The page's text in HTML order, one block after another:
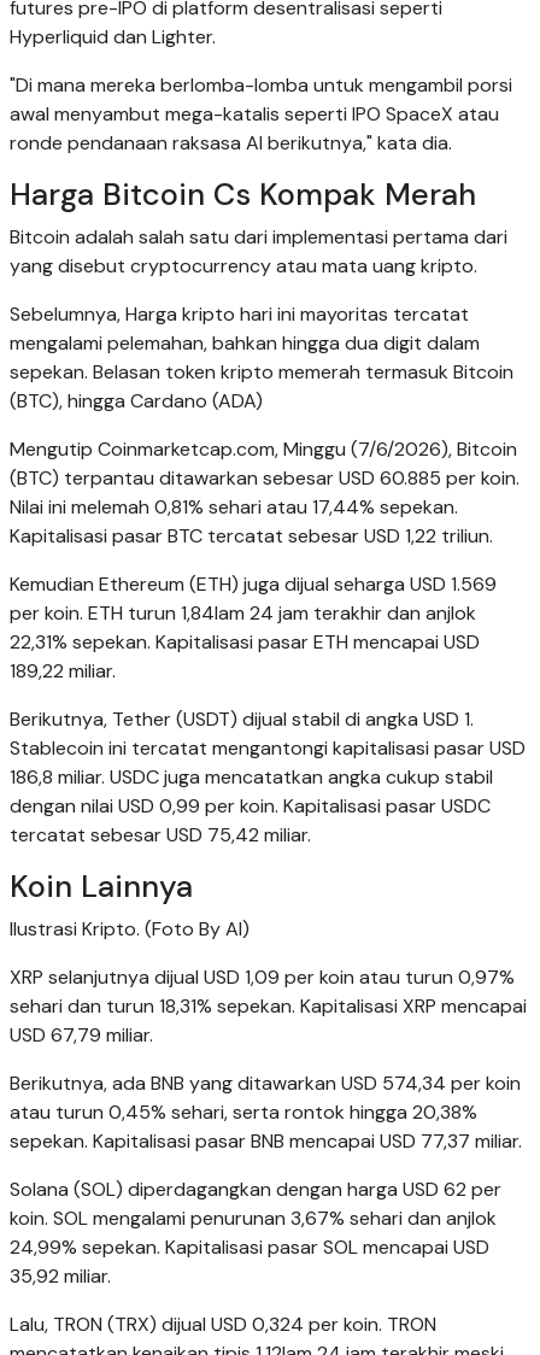
futures pre-IPO di platform desentralisasi seperti
Hyperliquid dan Lighter.
"Di mana mereka berlomba-lomba untuk mengambil porsi
awal menyambut mega-katalis seperti IPO SpaceX atau
ronde pendanaan raksasa AI berikutnya," kata dia.
Harga Bitcoin Cs Kompak Merah
Bitcoin adalah salah satu dari implementasi pertama dari
yang disebut cryptocurrency atau mata uang kripto.
Sebelumnya, Harga kripto hari ini mayoritas tercatat
mengalami pelemahan, bahkan hingga dua digit dalam
sepekan. Belasan token kripto memerah termasuk Bitcoin
(BTC), hingga Cardano (ADA)
Mengutip Coinmarketcap.com, Minggu (7/6/2026), Bitcoin
(BTC) terpantau ditawarkan sebesar USD 60.885 per koin.
Nilai ini melemah 0,81% sehari atau 17,44% sepekan.
Kapitalisasi pasar BTC tercatat sebesar USD 1,22 triliun.
Kemudian Ethereum (ETH) juga dijual seharga USD 1.569
per koin. ETH turun 1,84lam 24 jam terakhir dan anjlok
22,31% sepekan. Kapitalisasi pasar ETH mencapai USD
189,22 miliar.
Berikutnya, Tether (USDT) dijual stabil di angka USD 1.
Stablecoin ini tercatat mengantongi kapitalisasi pasar USD
186,8 miliar. USDC juga mencatatkan angka cukup stabil
dengan nilai USD 0,99 per koin. Kapitalisasi pasar USDC
tercatat sebesar USD 75,42 miliar.
Koin Lainnya
Ilustrasi Kripto. (Foto By AI)
XRP selanjutnya dijual USD 1,09 per koin atau turun 0,97%
sehari dan turun 18,31% sepekan. Kapitalisasi XRP mencapai
USD 67,79 miliar.
Berikutnya, ada BNB yang ditawarkan USD 574,34 per koin
atau turun 0,45% sehari, serta rontok hingga 20,38%
sepekan. Kapitalisasi pasar BNB mencapai USD 77,37 miliar.
Solana (SOL) diperdagangkan dengan harga USD 62 per
koin. SOL mengalami penurunan 3,67% sehari dan anjlok
24,99% sepekan. Kapitalisasi pasar SOL mencapai USD
35,92 miliar.
Lalu, TRON (TRX) dijual USD 0,324 per koin. TRON